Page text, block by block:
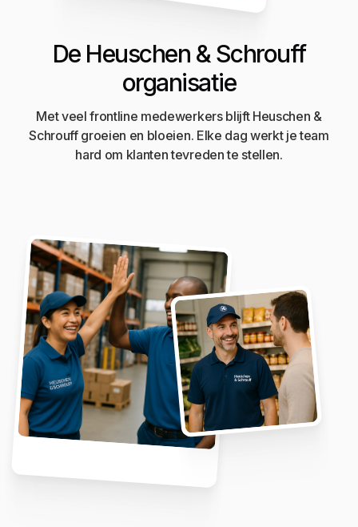
De Heuschen & Schrouff
organisatie
Met veel frontline medewerkers blijft Heuschen &
Schrouff groeien en bloeien. Elke dag werkt je team
hard om klanten tevreden te stellen.